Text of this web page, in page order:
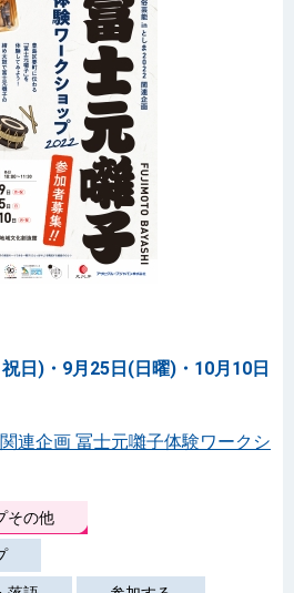
日)・9月25日(日曜)・10月10日
連企画 冨士元囃子体験ワークシ
その他